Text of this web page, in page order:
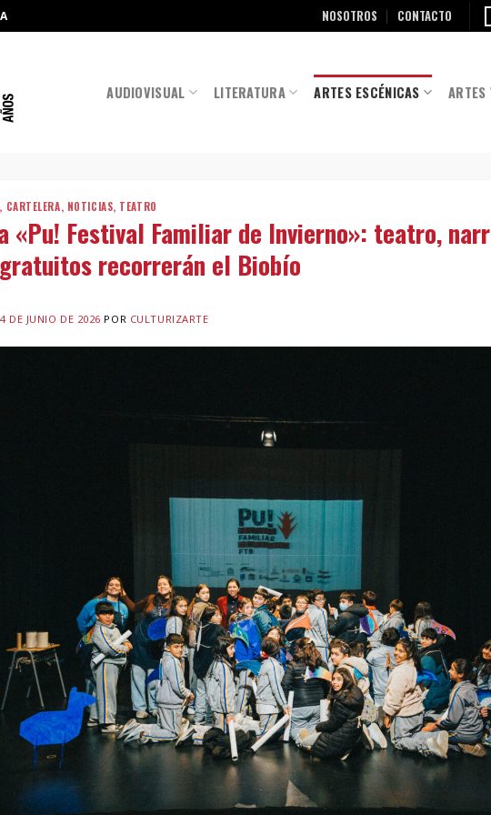
NOSOTROS CONTACTO
AUDIOVISUAL LITERATURA ARTES ESCÉNICAS ARTES
, CARTELERA, NOTICIAS, TEATRO
«Pu! Festival Familiar de Invierno»: teatro,
recorrerán el Biobío
DE JUNIO DE 2026 POR CULTURIZARTE